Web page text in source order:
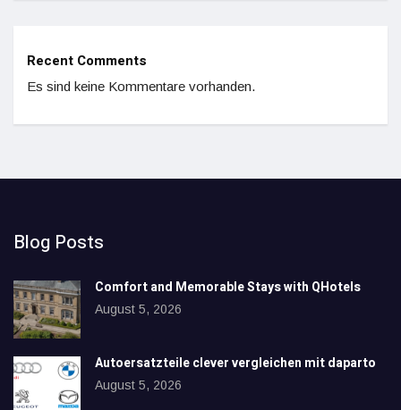
Recent Comments
Es sind keine Kommentare vorhanden.
Blog Posts
Comfort and Memorable Stays with QHotels
August 5, 2026
Autoersatzteile clever vergleichen mit daparto
August 5, 2026